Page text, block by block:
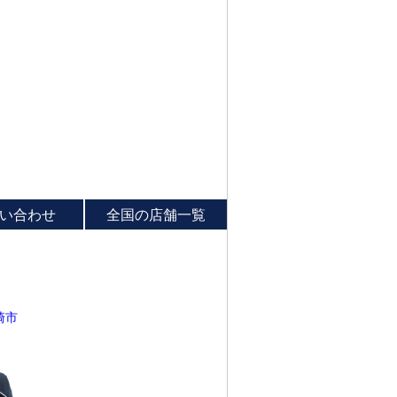
合わせ 全国の店舗一覧
市